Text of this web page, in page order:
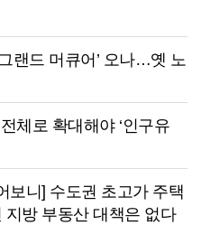
랜드 머큐어’ 오나…옛 노
체로 확대해야 ‘인구유
보니] 수도권 초고가 주택
방 부동산 대책은 없다